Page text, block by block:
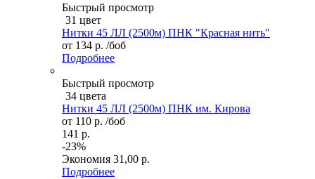
Быстрый просмотр
31 цвет
Нитки 45 ЛЛ (2500м) ПНК "Красная нить"
от 134 р. /боб
Подробнее
Быстрый просмотр
34 цвета
Нитки 45 ЛЛ (2500м) ПНК им. Кирова
от 110 р. /боб
141 р.
-23%
Экономия 31,00 р.
Подробнее